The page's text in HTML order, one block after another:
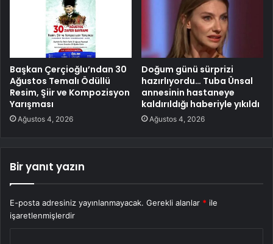
Başkan Çerçioğlu’ndan 30
Ağustos Temalı Ödüllü
Resim, Şiir ve Kompozisyon
Yarışması
Ağustos 4, 2026
Doğum günü sürprizi
hazırlıyordu… Tuba Ünsal
annesinin hastaneye
kaldırıldığı haberiyle yıkıldı
Ağustos 4, 2026
Bir yanıt yazın
E-posta adresiniz yayınlanmayacak. Gerekli alanlar * ile
işaretlenmişlerdir